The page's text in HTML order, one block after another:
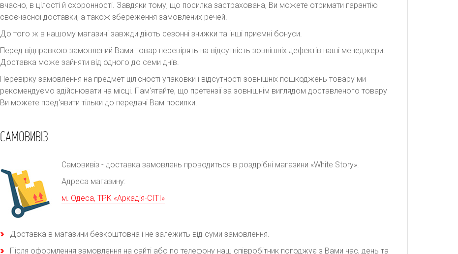
вчасно, в цілості й схоронності. Завдяки тому, що посилка застрахована, Ви можете отримати гарантію
своєчасної доставки, а також збереження замовлених речей.
До того ж в нашому магазині завжди діють сезонні знижки та інші приємні бонуси.
Перед відправкою замовлений Вами товар перевірять на відсутність зовнішніх дефектів наші менеджери.
Доставка може зайняти від одного до семи днів.
Перевірку замовлення на предмет цілісності упаковки і відсутності зовнішніх пошкоджень товару ми
рекомендуємо здійснювати на місці. Пам'ятайте, що претензії за зовнішнім виглядом доставленого товару
Ви можете пред'явити тільки до передачі Вам посилки.
САМОВИВІЗ
Самовивіз - доставка замовлень проводиться в роздрібні магазини «White Story».
Адреса магазину:
м. Одеса, ТРК «Аркадія-СІТІ»
Доставка в магазини безкоштовна і не залежить від суми замовлення.
Після оформлення замовлення на сайті або по телефону наш співробітник погоджує з Вами час, день та